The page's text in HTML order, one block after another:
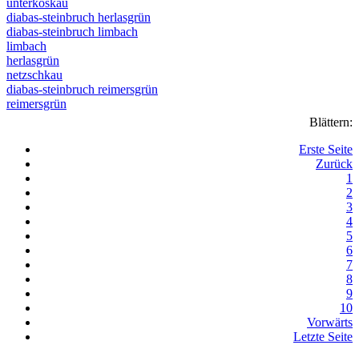
unterkoskau
diabas-steinbruch herlasgrün
diabas-steinbruch limbach
limbach
herlasgrün
netzschkau
diabas-steinbruch reimersgrün
reimersgrün
Blättern:
Erste Seite
Zurück
1
2
3
4
5
6
7
8
9
10
Vorwärts
Letzte Seite